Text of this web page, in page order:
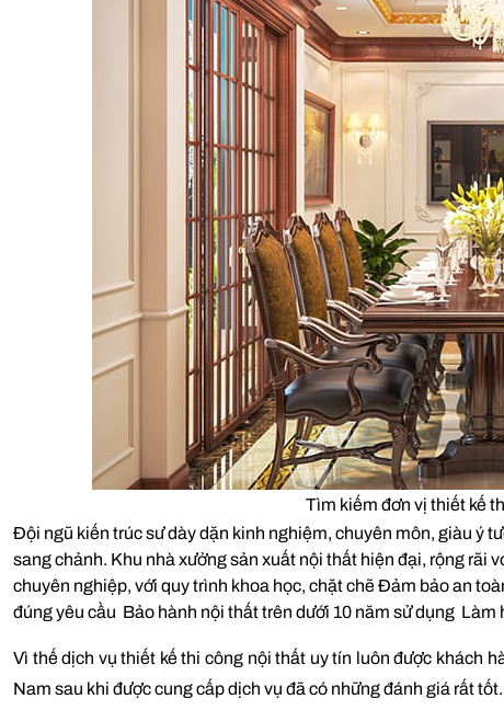
Tìm kiếm đơn vị thiết kế
Đội ngũ kiến trúc sư dày dặn kinh nghiệm, chuyên môn, giàu ý
sang chảnh. Khu nhà xưởng sản xuất nội thất hiện đại, rộng rãi
chuyên nghiệp, với quy trình khoa học, chặt chẽ Đảm bảo an
đúng yêu cầu Bảo hành nội thất trên dưới 10 năm sử dụng
Vì thế dịch vụ thiết kế thi công nội thất uy tín luôn được khách
Nam sau khi được cung cấp dịch vụ đã có những đánh giá rất tốt.